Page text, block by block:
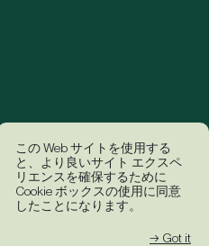
この Web サイトを使用する
と、より良いサイト エクスペ
リエンスを確保するために
Cookie ボックスの使用に同意
したことになります。
→ Got it